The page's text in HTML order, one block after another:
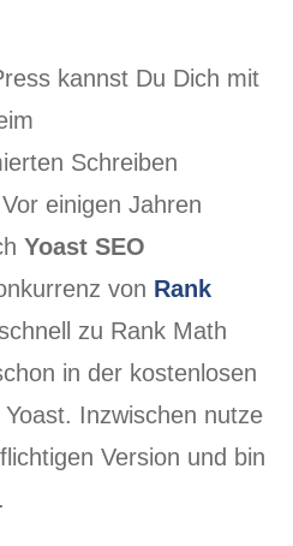
kannst Du Dich mit
Schreiben
einigen Jahren
Yoast SEO
von Rank
zu Rank Math
in der kostenlosen
Inzwischen nutze
Version und bin